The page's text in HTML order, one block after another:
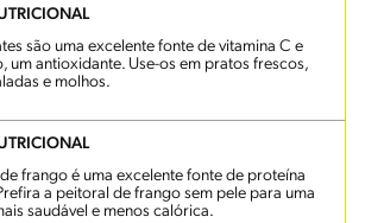
são uma excelente fonte de vitamina C e
um antioxidante. Use-os em pratos frescos,
e molhos.
frango é uma excelente fonte de proteína
a peitoral de frango sem pele para uma
saudável e menos calórica.